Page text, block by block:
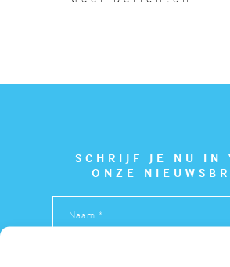
SCHRIJF JE NU IN
ONZE